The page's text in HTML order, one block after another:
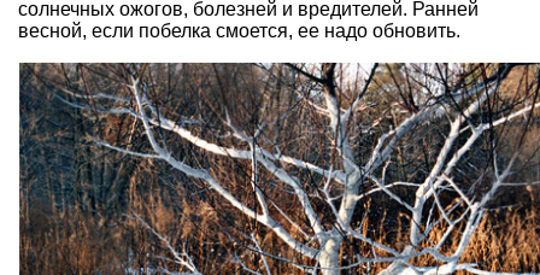
солнечных ожогов, болезней и вредителей. Ранней
весной, если побелка смоется, ее надо обновить.